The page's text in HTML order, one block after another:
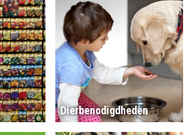
Dierbenodigdheden